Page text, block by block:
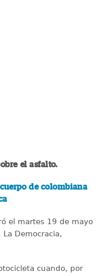
el asfalto.
de colombiana
el martes 19 de mayo
Democracia,
cuando, por